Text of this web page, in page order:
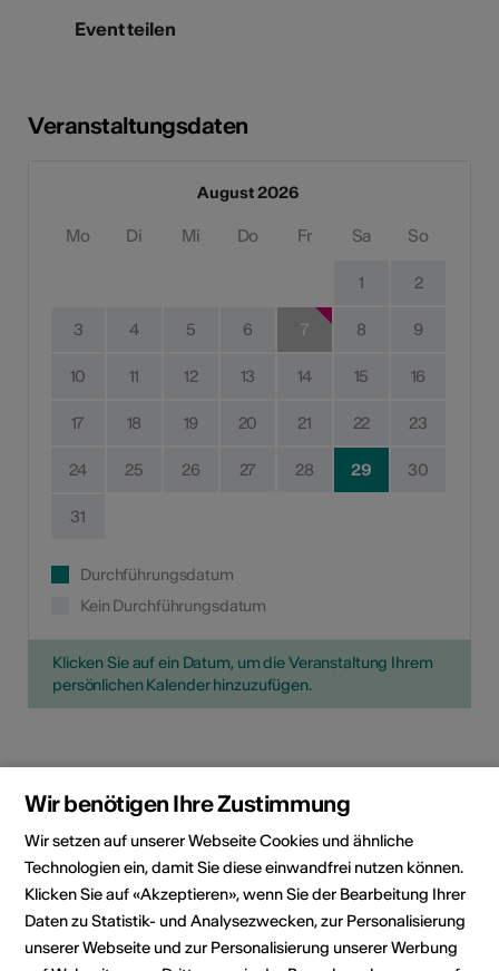
Event teilen
Veranstaltungsdaten
August 2026
Mo Di Mi Do Fr Sa So
1 2
3 4 5 6 7 8 9
10 11 12 13 14 15 16
17 18 19 20 21 22 23
24 25 26 27 28 29 30
31
Durchführungsdatum
Kein Durchführungsdatum
Klicken Sie auf ein Datum, um die Veranstaltung Ihrem
persönlichen Kalender hinzuzufügen.
Eventinformationen
Lokalität
Kirche St. Georg
Kirchweg 6
Postfach 3
3995 Ernen
Wir benötigen Ihre Zustimmung
Wir setzen auf unserer Webseite Cookies und ähnliche
Technologien ein, damit Sie diese einwandfrei nutzen können.
Klicken Sie auf «Akzeptieren», wenn Sie der Bearbeitung Ihrer
Daten zu Statistik- und Analysezwecken, zur Personalisierung
unserer Webseite und zur Personalisierung unserer Werbung